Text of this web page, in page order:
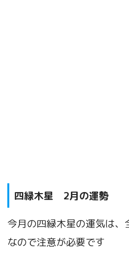
四緑木星 2月の運勢
今月の四緑木星の運気は、
なので注意が必要です